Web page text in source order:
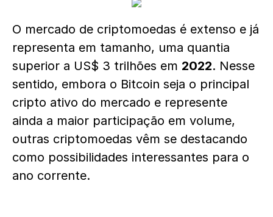
O mercado de criptomoedas é extenso e já
representa em tamanho, uma quantia
superior a US$ 3 trilhões em 2022. Nesse
sentido, embora o Bitcoin seja o principal
cripto ativo do mercado e represente
ainda a maior participação em volume,
outras criptomoedas vêm se destacando
como possibilidades interessantes para o
ano corrente.